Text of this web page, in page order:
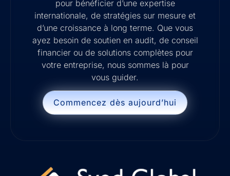
pour bénéficier d’une expertise
internationale, de stratégies sur mesure et
d’une croissance à long terme. Que vous
ayez besoin de soutien en audit, de conseil
financier ou de solutions complètes pour
votre entreprise, nous sommes là pour
vous guider.
Commencez dès aujourd’hui